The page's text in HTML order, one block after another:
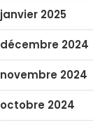
janvier 2025
décembre 2024
novembre 2024
octobre 2024